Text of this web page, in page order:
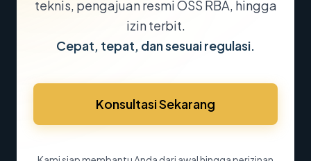
teknis, pengajuan resmi OSS RBA, hingga
izin terbit.
Cepat, tepat, dan sesuai regulasi.
Konsultasi Sekarang